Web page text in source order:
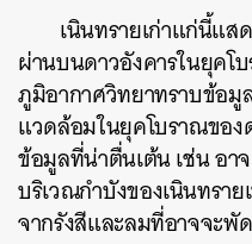
เนินทรายเก่าแก่นี้แส
ผ่านบนดาวอังคารในยุคโ
ภูมิอากาศวิทยาทราบข้อมู
แวดล้อมในยุคโบราณของ
ข้อมูลที่น่าตื่นเต้น เช่น อ
บริเวณกำบังของเนินทรา
จากรังสีและลมที่อาจจะ